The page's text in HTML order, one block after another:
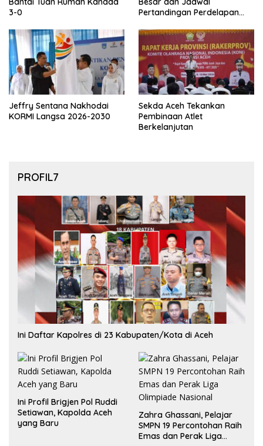
3-0
Pertandingan Perdelapan
Jeffry Sentana Nakhodai
KORMI Langsa 2026-2030
Sekda Aceh Tekankan
Pembinaan Atlet
Berkelanjutan
PROFIL7
Ini Daftar Kapolres di 23 Kabupaten/Kota di Aceh
Ini Profil Brigjen Pol Ruddi
Setiawan, Kapolda Aceh
yang Baru
Zahra Ghassani, Pelajar
SMPN 19 Percontohan Raih
Emas dan Perak Liga